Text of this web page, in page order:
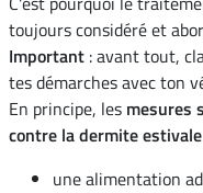
toujours considéré et
Important : avant tout,
tes démarches avec ton
En principe, les mesures
contre la dermite
une alimentation